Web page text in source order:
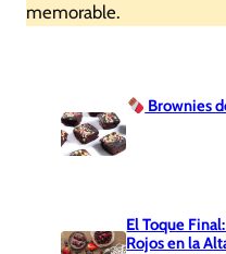
memorable.
Brownies
El Toque
Rojos en la